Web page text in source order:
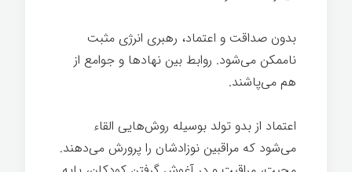
بدون صداقت و اعتماد، رهبری انرژی مثبت
ناممکن می‌شود. روابط بین نهادها و جوامع از
هم می‌پاشند.
اعتماد از بدو تولد بوسیله روش‌هایی القاء
می‌شود که مراقبین نوزادشان را پرورش می‌دهند.